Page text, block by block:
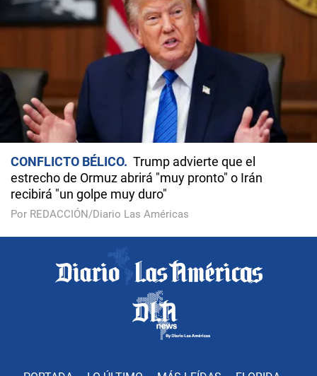
CONFLICTO BÉLICO
Trump advierte que el
estrecho de Ormuz abrirá "muy pronto" o Irán
recibirá "un golpe muy duro"
Por REDACCIÓN/Diario Las Américas